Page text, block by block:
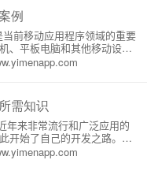
例
前移动应用程序领域的重要
、平板电脑和其他移动设备
向于使用基于Android操作系
将介绍如何使用Android Stu
需知识
年来非常流行和广泛应用的
开始了自己的开发之路。但
Android APP开发者，需要
当多的。本文将会介绍一些